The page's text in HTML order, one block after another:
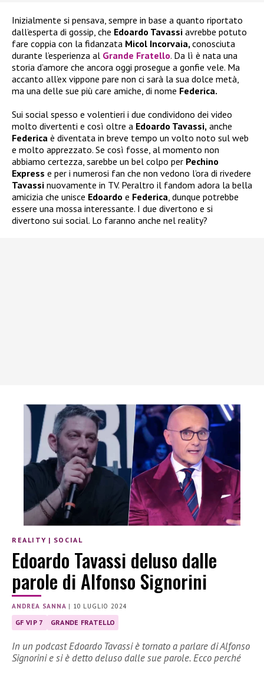
Inizialmente si pensava, sempre in base a quanto riportato
dall’esperta di gossip, che Edoardo Tavassi avrebbe potuto
fare coppia con la fidanzata Micol Incorvaia, conosciuta
durante l’esperienza al Grande Fratello. Da lì è nata una
storia d’amore che ancora oggi prosegue a gonfie vele. Ma
accanto all’ex vippone pare non ci sarà la sua dolce metà,
ma una delle sue più care amiche, di nome Federica.
Sui social spesso e volentieri i due condividono dei video
molto divertenti e così oltre a Edoardo Tavassi, anche
Federica è diventata in breve tempo un volto noto sul web
e molto apprezzato. Se così fosse, al momento non
abbiamo certezza, sarebbe un bel colpo per Pechino
Express e per i numerosi fan che non vedono l’ora di rivedere
Tavassi nuovamente in TV. Peraltro il fandom adora la bella
amicizia che unisce Edoardo e Federica , dunque potrebbe
essere una mossa interessante. I due divertono e si
divertono sui social. Lo faranno anche nel reality?
REALITY | SOCIAL
Edoardo Tavassi deluso dalle
parole di Alfonso Signorini
ANDREA SANNA | 10 LUGLIO 2024
GF VIP 7 GRANDE FRATELLO
In un podcast Edoardo Tavassi è tornato a parlare di Alfonso
Signorini e si è detto deluso dalle sue parole. Ecco perché